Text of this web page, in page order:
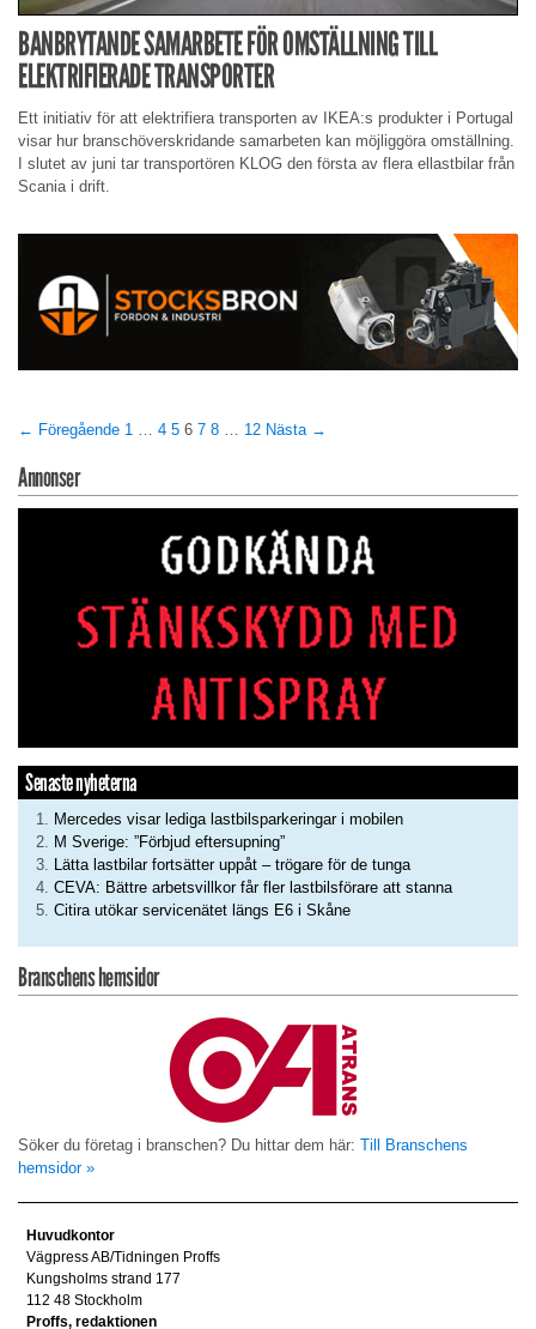
BANBRYTANDE SAMARBETE FÖR OMSTÄLLNING TILL
ELEKTRIFIERADE TRANSPORTER
Ett initiativ för att elektrifiera transporten av IKEA:s produkter i Portugal
visar hur branschöverskridande samarbeten kan möjliggöra omställning.
I slutet av juni tar transportören KLOG den första av flera ellastbilar från
Scania i drift.
← Föregående 1 4 5 6 7 8 12 Nästa →
Annonser
Senaste nyheterna
Mercedes visar lediga lastbilsparkeringar i mobilen
M Sverige: ”Förbjud eftersupning”
Lätta lastbilar fortsätter uppåt – trögare för de tunga
CEVA: Bättre arbetsvillkor får fler lastbilsförare att stanna
Citira utökar servicenätet längs E6 i Skåne
Branschens hemsidor
Söker du företag i branschen? Du hittar dem här: Till Branschens
hemsidor »
Huvudkontor
Vägpress AB/Tidningen Proffs
Kungsholms strand 177
112 48 Stockholm
Proffs, redaktionen